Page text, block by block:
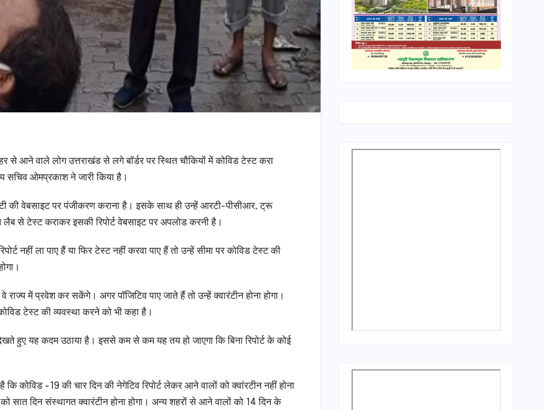
से आने वाले लोग उत्तराखंड से लगे बॉर्डर पर स्थित चौकियों में कोविड टेस्ट करा
ओमप्रकाश ने जारी किया है।
की वेबसाइट पर पंजीकरण कराना है। इसके साथ ही उन्हें आरटी-पीसीआर, ट्रू
लैब से टेस्ट कराकर इसकी रिपोर्ट वेबसाइट पर अपलोड करनी है।
नहीं ला पाए हैं या फिर टेस्ट नहीं करवा पाए हैं तो उन्हें सीमा पर कोविड टेस्ट की
में प्रवेश कर सकेंगे। अगर पॉजिटिव पाए जाते हैं तो उन्हें क्वारंटीन होना होगा।
टेस्ट की व्यवस्था करने को भी कहा है।
हुए यह कदम उठाया है। इससे कम से कम यह तय हो जाएगा कि बिना रिपोर्ट के कोई
-19 की चार दिन की नेगेटिव रिपोर्ट लेकर आने वालों को क्वांरटीन नहीं होना
सात दिन संस्थागत क्वारंटीन होना होगा। अन्य शहरों से आने वालों को 14 दिन के